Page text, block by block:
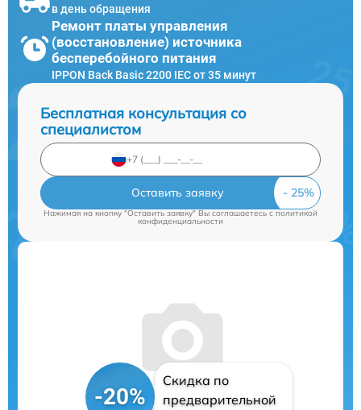
в день обращения
Ремонт платы управления
(восстановление) источника
бесперебойного питания
IPPON Back Basic 2200 IEC от 35 минут
Бесплатная консультация со
специалистом
Оставить заявку
Нажимая на кнопку "Оставить заявку" Вы соглашаетесь cполитикой
конфиденциальности
-20%
Скидка по
предварительной